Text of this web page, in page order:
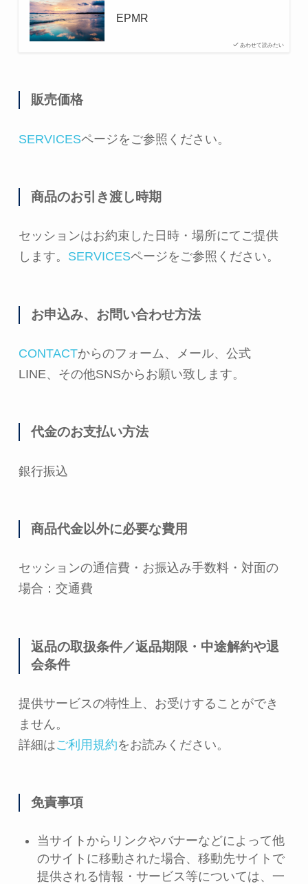
あわせて読みたい
EPMR
販売価格
SERVICESページをご参照ください。
商品のお引き渡し時期
セッションはお約束した日時・場所にてご提供
します。 SERVICESページをご参照ください。
お申込み、お問い合わせ方法
CONTACTからのフォーム、メール、公式
LINE、その他SNSからお願い致します。
代金のお支払い方法
銀行振込
商品代金以外に必要な費用
セッションの通信費・お振込み手数料・対面の
場合：交通費
返品の取扱条件／返品期限・中途解約や退
会条件
提供サービスの特性上、お受けすることができ
ません。
詳細はご利用規約をお読みください。
免責事項
当サイトからリンクやバナーなどによって他
のサイトに移動された場合、移動先サイトで
提供される情報・サービス等については、一